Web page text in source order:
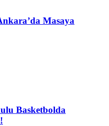
Masaya
Basketbolda